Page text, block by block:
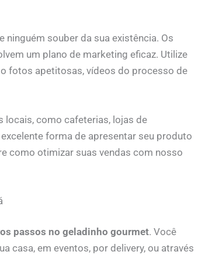
ninguém souber da sua existência. Os
um plano de marketing eficaz. Utilize
fotos apetitosas, vídeos do processo de
como cafeterias, lojas de
forma de apresentar seu produto
como otimizar suas vendas com nosso
passos no geladinho gourmet. Você
casa, em eventos, por delivery, ou através